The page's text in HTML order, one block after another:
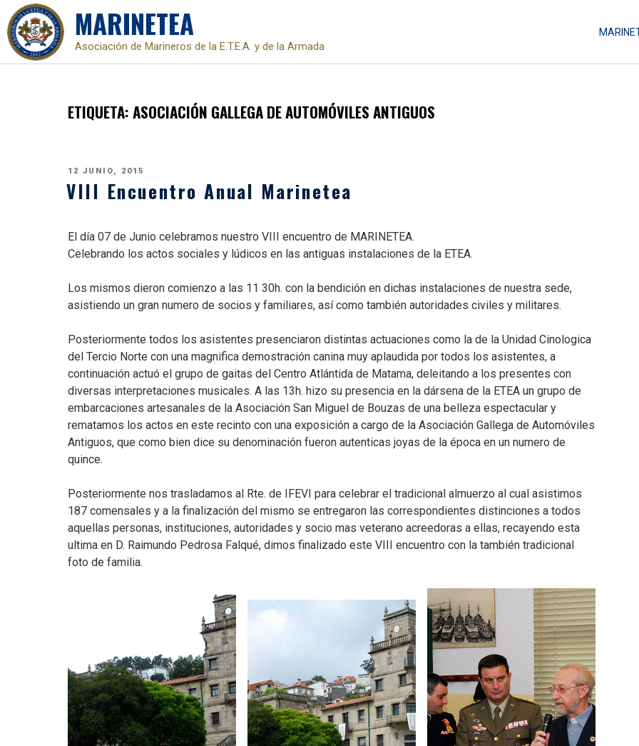
MARINETEA
Asociación de Marineros de la E.T.E.A. y de la Armada
ETIQUETA:ASOCIACIÓN GALLEGA DE AUTOMÓVILES ANTIGUOS
PUBLICADO
12 JUNIO, 2015
VIII Encuentro Anual Marinetea
El día 07 de Junio celebramos nuestro VIII encuentro de MARINETEA.
Celebrando los actos sociales y lúdicos en las antiguas instalaciones de la ETEA.
Los mismos dieron comienzo a las 11 30h. con la bendición en dichas instalaciones de nuestra sede,
asistiendo un gran numero de socios y familiares, así como también autoridades civiles y militares.
Posteriormente todos los asistentes presenciaron distintas actuaciones como la de la Unidad Cinologica
del Tercio Norte con una magnifica demostración canina muy aplaudida por todos los asistentes, a
continuación actuó el grupo de gaitas del Centro Atlántida de Matama, deleitando a los presentes con
diversas interpretaciones musicales. A las 13h. hizo su presencia en la dársena de la ETEA un grupo de
embarcaciones artesanales de la Asociación San Miguel de Bouzas de una belleza espectacular y
rematamos los actos en este recinto con una exposición a cargo de la Asociación Gallega de Automóviles
Antiguos, que como bien dice su denominación fueron autenticas joyas de la época en un numero de
quince.
Posteriormente nos trasladamos al Rte. de IFEVI para celebrar el tradicional almuerzo al cual asistimos
187 comensales y a la finalización del mismo se entregaron las correspondientes distinciones a todos
aquellas personas, instituciones, autoridades y socio mas veterano acreedoras a ellas, recayendo esta
ultima en D. Raimundo Pedrosa Falqué, dimos finalizado este VIII encuentro con la también tradicional
foto de familia.